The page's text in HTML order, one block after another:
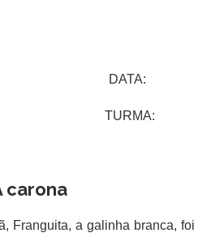
DATA:
carona
Franguita, a galinha branca, foi